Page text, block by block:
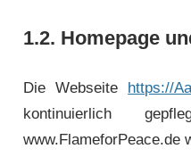
1.2. Homepage
Die Webseite https://
kontinuierlich
www.FlameforPeace.de